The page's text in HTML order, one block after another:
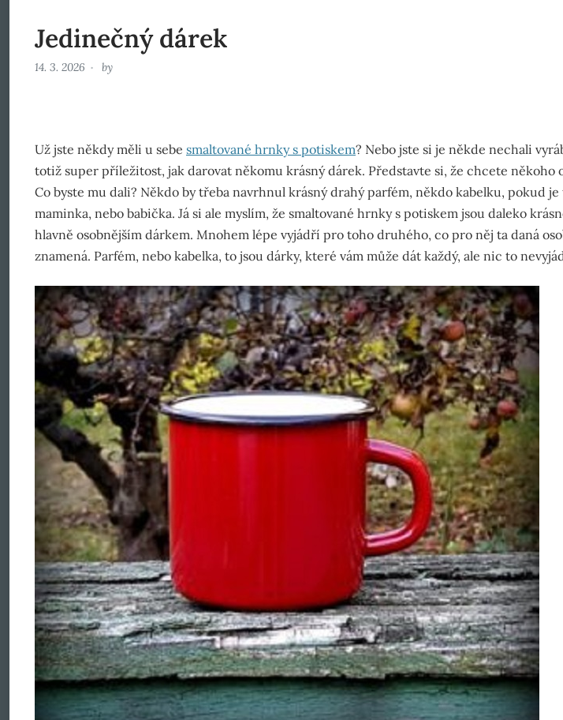
Jedinečný dárek
14. 3. 2026 by
Už jste někdy měli u sebe smaltované hrnky s potiskem? Nebo jste si je někde nechali
totiž super příležitost, jak darovat někomu krásný dárek. Představte si, že chcete někoho
Co byste mu dali? Někdo by třeba navrhnul krásný drahý parfém, někdo kabelku, pokud
maminka, nebo babička. Já si ale myslím, že smaltované hrnky s potiskem jsou daleko
hlavně osobnějším dárkem. Mnohem lépe vyjádří pro toho druhého, co pro něj ta daná
znamená. Parfém, nebo kabelka, to jsou dárky, které vám může dát každý, ale nic to